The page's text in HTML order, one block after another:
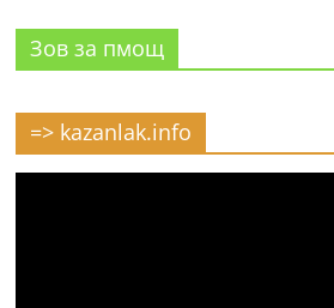
Зов за пмощ
=> kazanlak.info